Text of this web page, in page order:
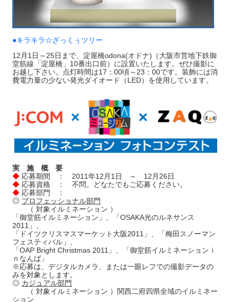
●キラキラ☆ざっくぅツリー
12月1日～25日まで、淀屋橋odona(オドナ)（大阪市営地下鉄御
堂筋線「淀屋橋」10番出口前）に設置いたします。ぜひ撮影に
お越し下さい。点灯時間は17：00頃～23：00です。装飾には消
費電力量の少ない発光ダイオード（LED）を使用しています。
実 施 概 要
◆ 応募期間 ： 2011年12月1日 ～ 12月26日
◆ 応募資格 ： 不問。どなたでもご応募ください。
◆ 応募部門 ：
◎ プロフェッショナル部門
（ 対象イルミネーション ）
「御堂筋イルミネーション」、「OSAKA光のルネサンス
2011」、
「ドイツクリスマスマーケット大阪2011」、「梅田スノーマン
フェスティバル」、
「OAP Bright Christmas 2011」、「御堂筋イルミネーションｉ
ｎなんば」
※応募は、デジタルカメラ、または一眼レフでの撮影データの
みを対象とします。
◎ カジュアル部門
（ 対象イルミネーション ）関西二府四県全域のイルミネー
ション